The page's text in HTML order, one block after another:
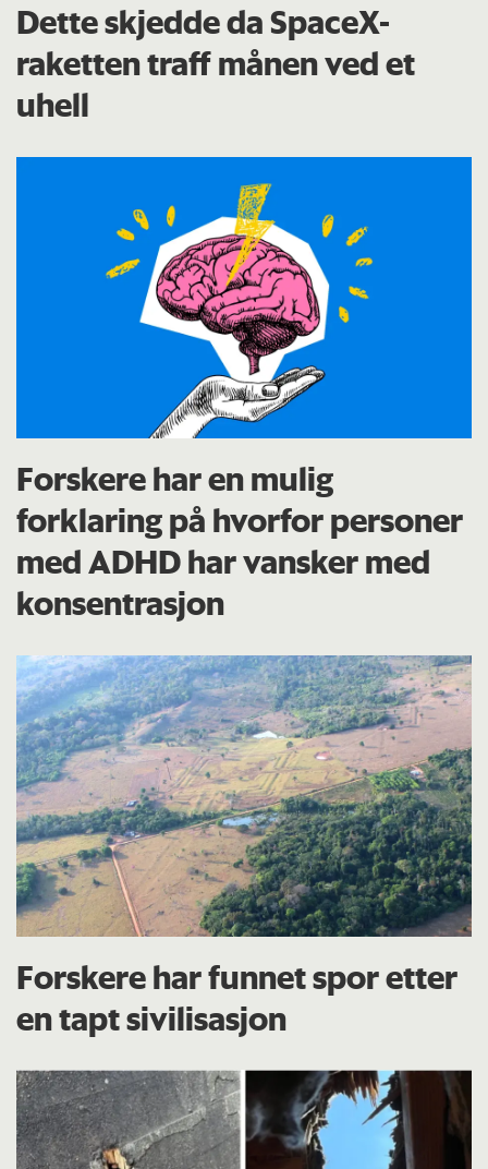
Dette skjedde da SpaceX-
raketten traff månen ved et
uhell
Forskere har en mulig
forklaring på hvorfor personer
med ADHD har vansker med
konsentrasjon
Forskere har funnet spor etter
en tapt sivilisasjon